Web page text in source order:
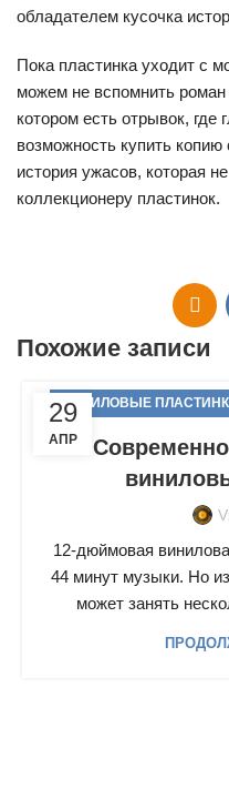
обладателем кусочка
Пока пластинка уходит с
можем не вспомнить роман
котором есть отрывок, где
возможность купить
история ужасов, которая
коллекционеру пластинок.
Похожие записи
29
АПР
ВИНИЛОВЫЕ
12-дюймовая
44 минут музыки. Но
может занять